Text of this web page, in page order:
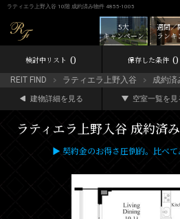
ラティエラ上野入谷 10階 成約済み物件 4855-1005
週間／
ランキ
5大
キャンペーン
検討中リスト 0 保存した条件 0
REIT FIND ラティエラ上野入谷 成約済
建物詳細を見る 空室一覧を見
ラティエラ上野入谷 成約済
▶ 契約金のお得さ圧倒的。比べ